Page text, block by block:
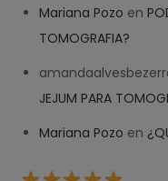
Mariana Pozo en
TOMOGRAFIA?
JEJUM PARA
Mariana Pozo en